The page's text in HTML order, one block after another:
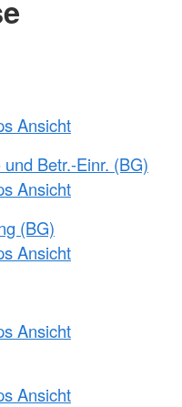
Ansicht
Betr.-Einr. (BG)
Ansicht
(BG)
Ansicht
Ansicht
Ansicht